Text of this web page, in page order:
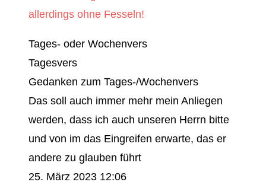
allerdings ohne Fesseln!
Tages- oder Wochenvers
Tagesvers
Gedanken zum Tages-/Wochenvers
Das soll auch immer mehr mein Anliegen
werden, dass ich auch unseren Herrn bitte
und von im das Eingreifen erwarte, das er
andere zu glauben führt
25. März 2023 12:06